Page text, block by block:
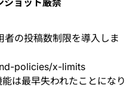
ョット厳禁
の投稿数制限を導入しま
policies/x-limits
は最早失われたことになり